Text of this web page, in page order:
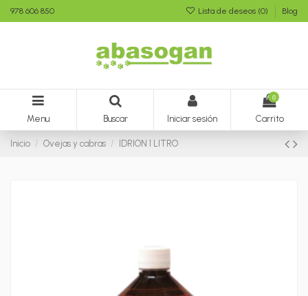
978 606 850 Lista de deseos (0) Blog
Menu Buscar Iniciar sesión
0
Carrito
Inicio Ovejas y cabras IDRION 1 LITRO